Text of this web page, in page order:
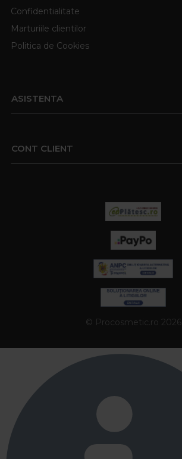
Confidentialitate
Marturiile clientilor
Politica de Cookies
ASISTENTA
CONT CLIENT
© Procosmetic.ro 2026